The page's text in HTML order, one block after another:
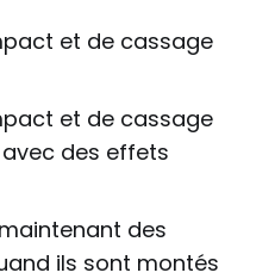
et de cassage
et de cassage
des effets
des
ils sont montés